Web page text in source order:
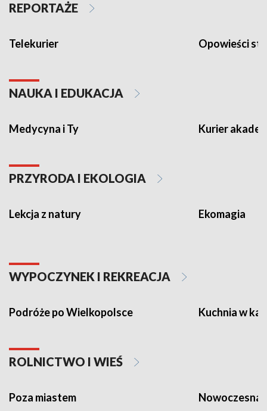
REPORTAŻE
Telekurier Opowieści
NAUKA I EDUKACJA
Medycyna i Ty Kurier
PRZYRODA I EKOLOGIA
Lekcja z natury Ekomagia
WYPOCZYNEK I REKREACJA
Podróże po Wielkopolsce Kuchnia w
ROLNICTWO I WIEŚ
Poza miastem Nowoczesna